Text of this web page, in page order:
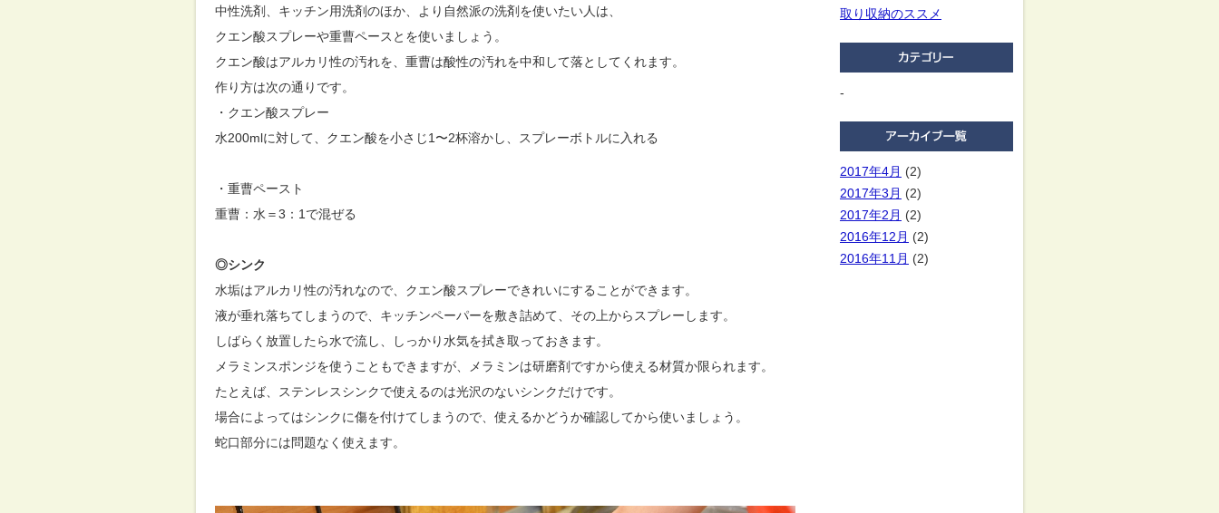
中性洗剤、キッチン用洗剤のほか、より自然派の洗剤を使いたい人は、
クエン酸スプレーや重曹ペースとを使いましょう。
クエン酸はアルカリ性の汚れを、重曹は酸性の汚れを中和して落としてくれます。
作り方は次の通りです。
・クエン酸スプレー
水200mlに対して、クエン酸を小さじ1〜2杯溶かし、スプレーボトルに入れる
・重曹ペースト
重曹：水＝3：1で混ぜる
◎シンク
水垢はアルカリ性の汚れなので、クエン酸スプレーできれいにすることができます。
液が垂れ落ちてしまうので、キッチンペーパーを敷き詰めて、その上からスプレーします。
しばらく放置したら水で流し、しっかり水気を拭き取っておきます。
メラミンスポンジを使うこともできますが、メラミンは研磨剤ですから使える材質か限られます。
たとえば、ステンレスシンクで使えるのは光沢のないシンクだけです。
場合によってはシンクに傷を付けてしまうので、使えるかどうか確認してから使いましょう。
蛇口部分には問題なく使えます。
取り収納のススメ
-
2017年4月 (2)
2017年3月 (2)
2017年2月 (2)
2016年12月 (2)
2016年11月 (2)